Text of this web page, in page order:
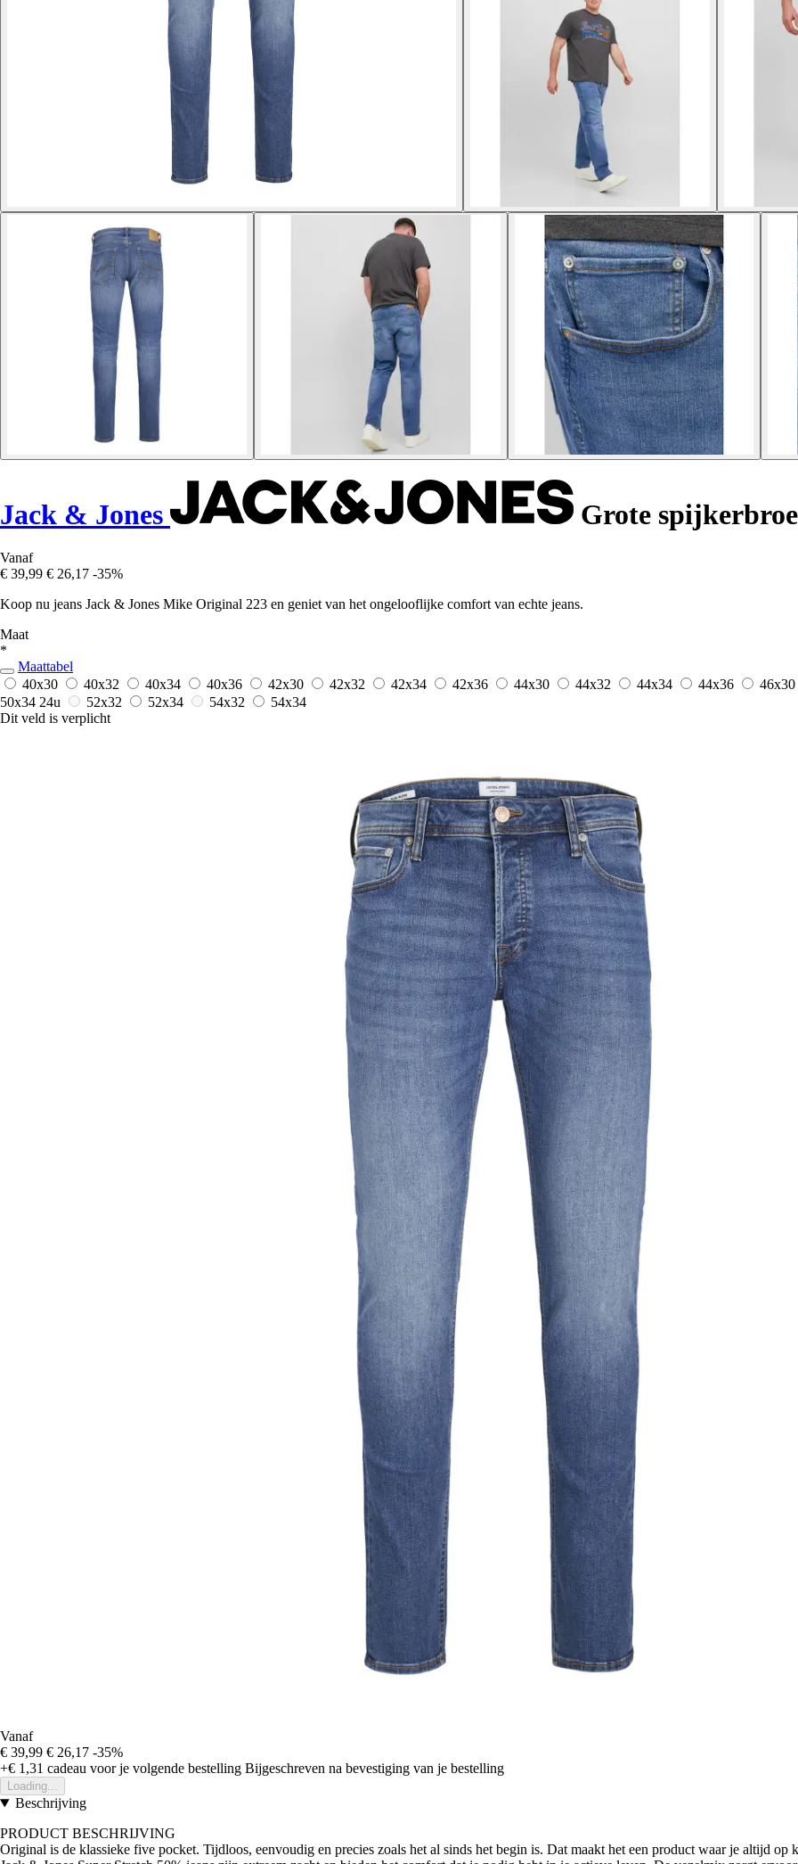
Jack & Jones Grote
Vanaf
€ 39,99 € 26,17 -35%
Koop nu jeans Jack & Jones Mike Original 223 en geniet van het ongelooflijke comfort van echte jeans.
Maat
*
Maattabel
40x30
40x32 40x34 40x36 42x30 42x32 42x34 42x36 44x30 44x32 44x34 44x36 46x30
50x34 24u 52x32 52x34 54x32
54x34
Dit veld is verplicht
Vanaf
€ 39,99 € 26,17 -35%
+€ 1,31 cadeau voor je volgende bestelling Bijgeschreven na bevestiging van je bestelling
Loading...
Beschrijving
PRODUCT BESCHRIJVING
Original is de klassieke five pocket. Tijdloos, eenvoudig en precies zoals het al sinds het begin is. Dat maakt het een product waar je altijd op